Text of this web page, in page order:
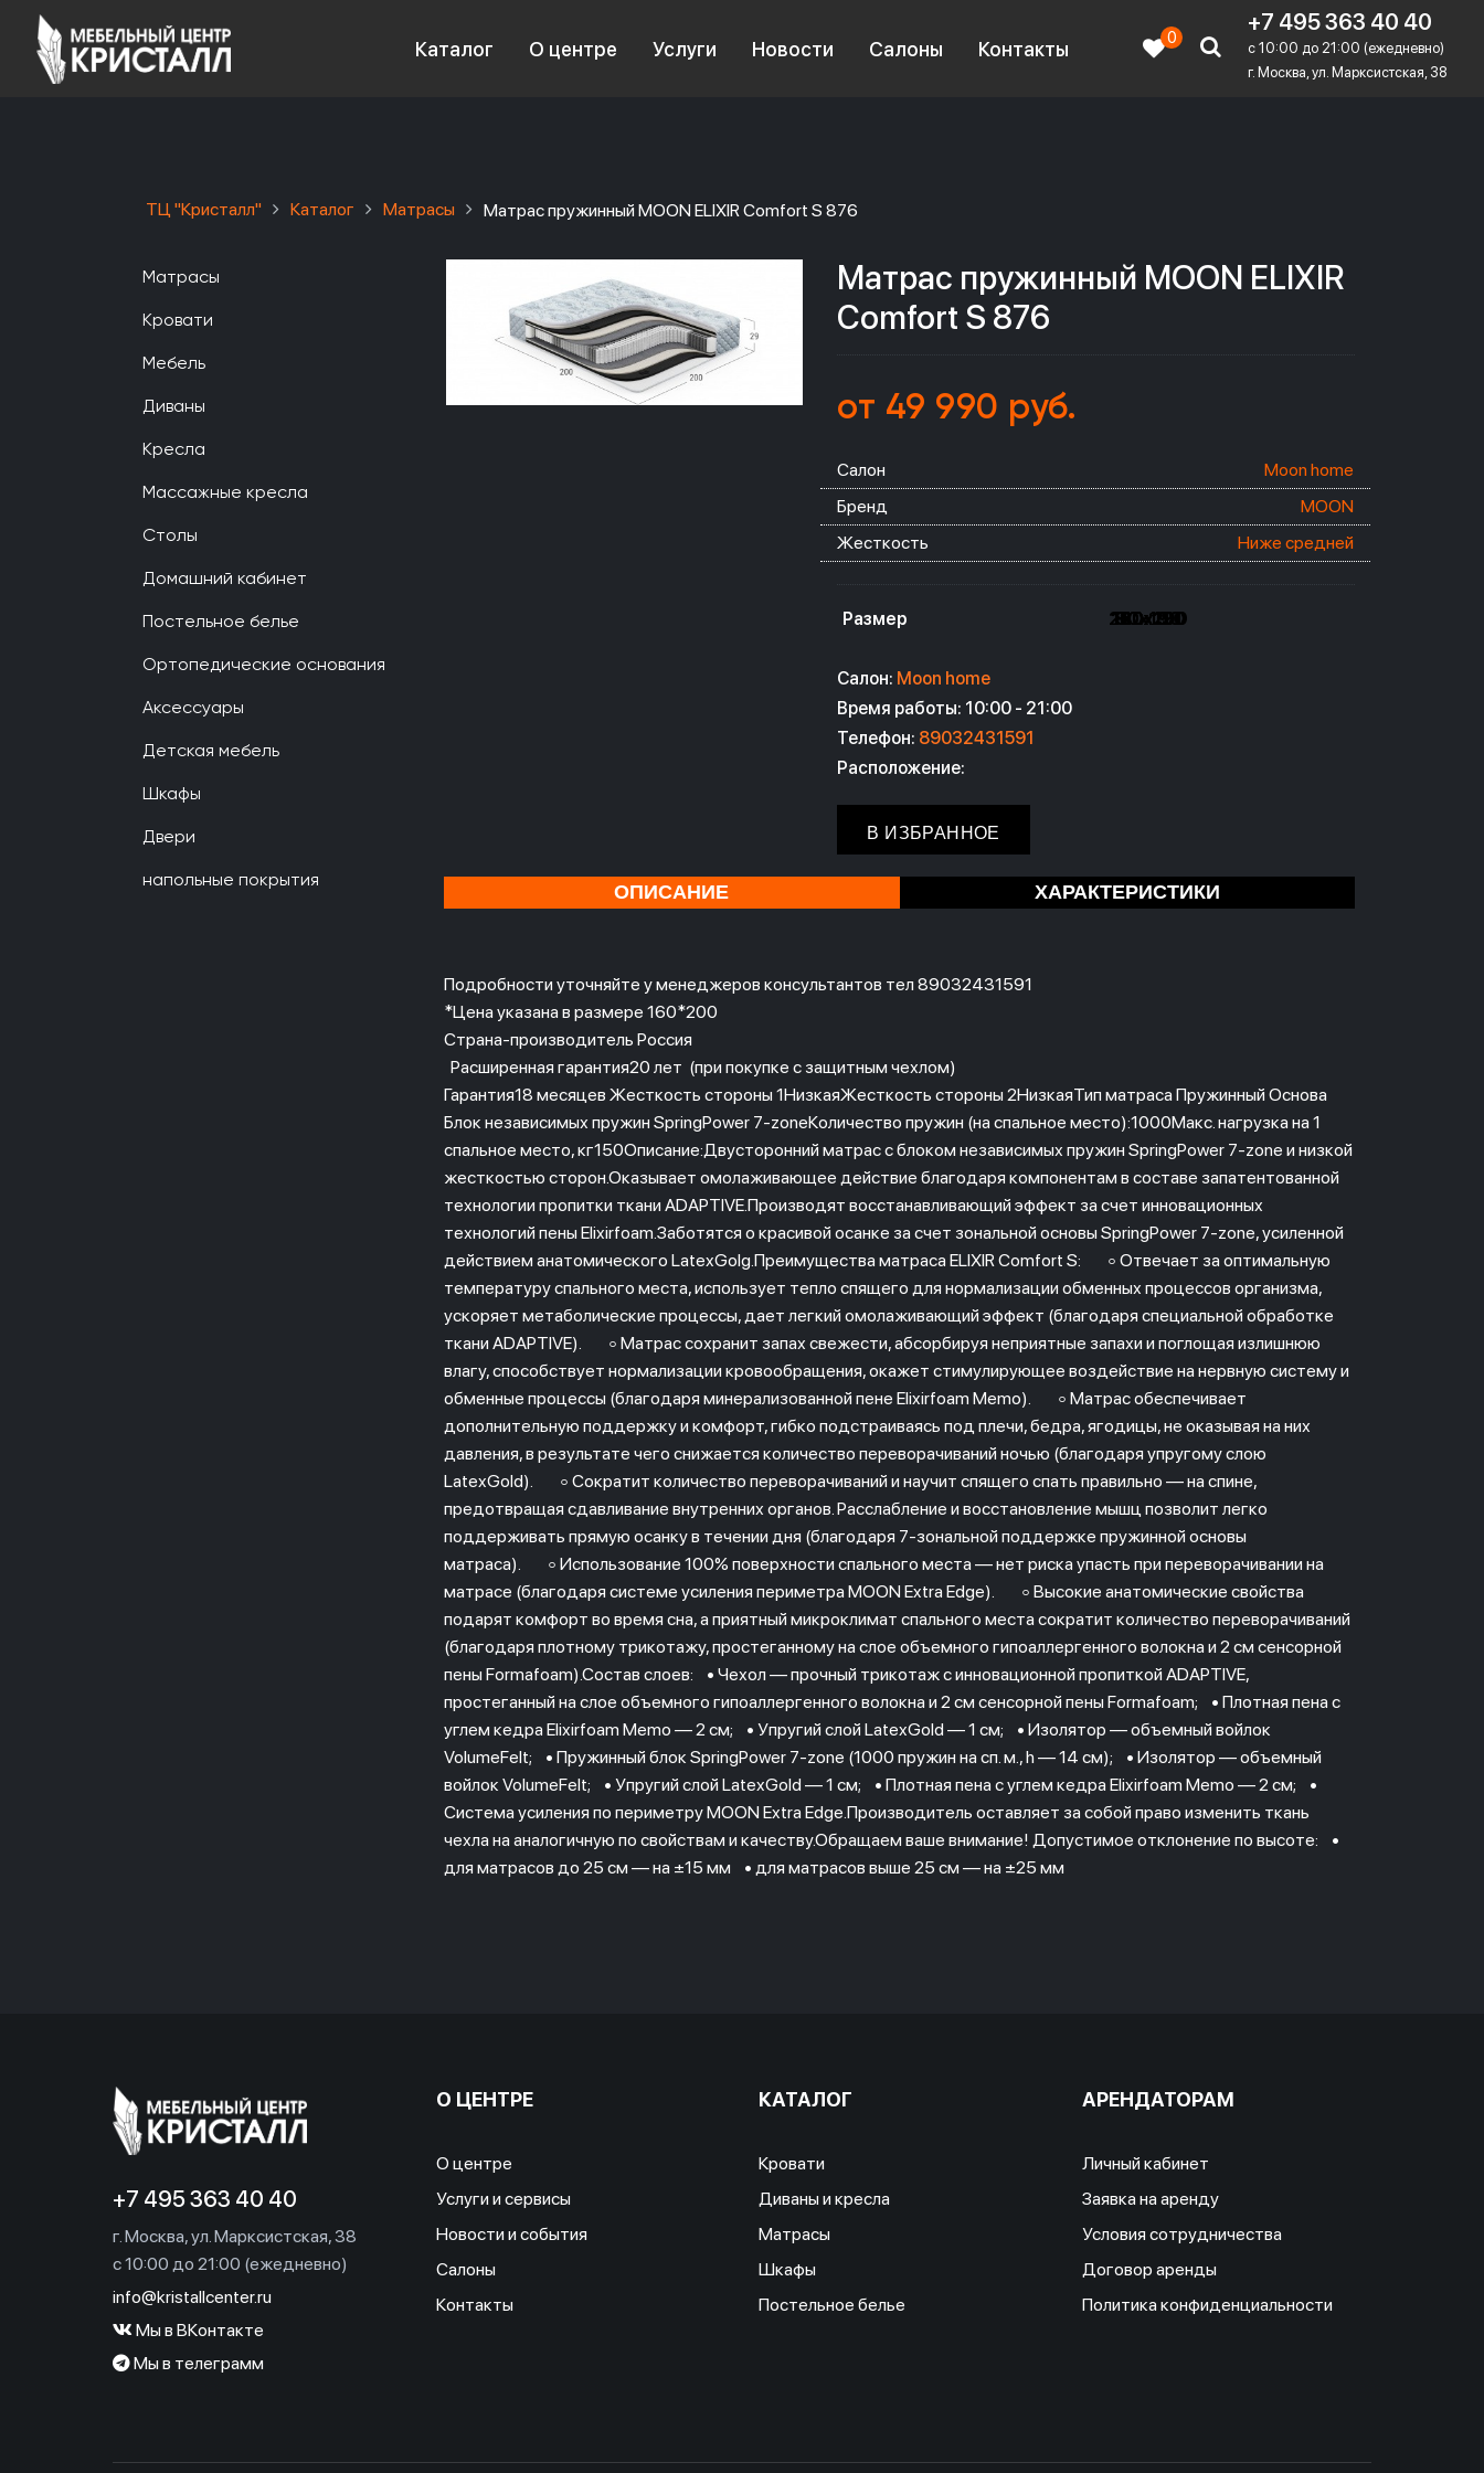
Каталог О центре Услуги Новости Салоны Контакты
0
+7 495 363 40 40
c 10:00 до 21:00 (ежедневно)
г. Москва, ул. Марксистская, 38
ТЦ "Кристалл" Каталог Матрасы Матрас пружинный MOON ELIXIR Comfort S 876
Матрасы
Кровати
Мебель
Диваны
Кресла
Массажные кресла
Столы
Домашний кабинет
Постельное белье
Ортопедические основания
Аксессуары
Детская мебель
Шкафы
Двери
напольные покрытия
Матрас пружинный MOON ELIXIR
Comfort S 876
от 49 990 руб.
Салон
Moon home
Бренд
MOON
Жесткость
Ниже средней
Размер 160x190
180x190
200x200
80x190
90x190
120x190
140x190
Салон: Moon home
Время работы: 10:00 - 21:00
Телефон: 89032431591
Расположение:
В ИЗБРАННОЕ
ОПИСАНИЕ ХАРАКТЕРИСТИКИ
Подробности уточняйте у менеджеров консультантов тел 89032431591
*Цена указана в размере 160*200
Страна-производитель Россия
Расширенная гарантия20 лет (при покупке с защитным чехлом)
Гарантия18 месяцев Жесткость стороны 1НизкаяЖесткость стороны 2НизкаяТип матраса Пружинный Основа
Блок независимых пружин SpringPower 7-zoneКоличество пружин (на спальное место):1000Макс. нагрузка на 1
спальное место, кг150Описание:Двусторонний матрас с блоком независимых пружин SpringPower 7-zone и низкой
жесткостью сторон.Оказывает омолаживающее действие благодаря компонентам в составе запатентованной
технологии пропитки ткани ADAPTIVE.Производят восстанавливающий эффект за счет инновационных
технологий пены Elixirfoam.Заботятся о красивой осанке за счет зональной основы SpringPower 7-zone, усиленной
действием анатомического LatexGolg.Преимущества матраса ELIXIR Comfort S: ◦ Отвечает за оптимальную
температуру спального места, использует тепло спящего для нормализации обменных процессов организма,
ускоряет метаболические процессы, дает легкий омолаживающий эффект (благодаря специальной обработке
ткани ADAPTIVE). ◦ Матрас сохранит запах свежести, абсорбируя неприятные запахи и поглощая излишнюю
влагу, способствует нормализации кровообращения, окажет стимулирующее воздействие на нервную систему и
обменные процессы (благодаря минерализованной пене Elixirfoam Memo). ◦ Матрас обеспечивает
дополнительную поддержку и комфорт, гибко подстраиваясь под плечи, бедра, ягодицы, не оказывая на них
давления, в результате чего снижается количество переворачиваний ночью (благодаря упругому слою
LatexGold). ◦ Сократит количество переворачиваний и научит спящего спать правильно — на спине,
предотвращая сдавливание внутренних органов. Расслабление и восстановление мышц позволит легко
поддерживать прямую осанку в течении дня (благодаря 7-зональной поддержке пружинной основы
матраса). ◦ Использование 100% поверхности спального места — нет риска упасть при переворачивании на
матрасе (благодаря системе усиления периметра MOON Extra Edge). ◦ Высокие анатомические свойства
подарят комфорт во время сна, а приятный микроклимат спального места сократит количество переворачиваний
(благодаря плотному трикотажу, простеганному на слое объемного гипоаллергенного волокна и 2 см сенсорной
пены Formafoam).Состав слоев: • Чехол — прочный трикотаж с инновационной пропиткой ADAPTIVE,
простеганный на слое объемного гипоаллергенного волокна и 2 см сенсорной пены Formafoam; • Плотная пена с
углем кедра Elixirfoam Memo — 2 см; • Упругий слой LatexGold — 1 см; • Изолятор — объемный войлок
VolumeFelt; • Пружинный блок SpringPower 7-zone (1000 пружин на сп. м., h — 14 см); • Изолятор — объемный
войлок VolumeFelt; • Упругий слой LatexGold — 1 см; • Плотная пена с углем кедра Elixirfoam Memo — 2 см; •
Система усиления по периметру MOON Extra Edge.Производитель оставляет за собой право изменить ткань
чехла на аналогичную по свойствам и качеству.Обращаем ваше внимание! Допустимое отклонение по высоте: •
для матрасов до 25 см — на ±15 мм • для матрасов выше 25 см — на ±25 мм
+7 495 363 40 40
г. Москва, ул. Марксистская, 38
c 10:00 до 21:00 (ежедневно)
info@kristallcenter.ru
Мы в ВКонтакте
Мы в телеграмм
О ЦЕНТРЕ
О центре
Услуги и сервисы
Новости и события
Салоны
Контакты
КАТАЛОГ
Кровати
Диваны и кресла
Матрасы
Шкафы
Постельное белье
АРЕНДАТОРАМ
Личный кабинет
Заявка на аренду
Условия сотрудничества
Договор аренды
Политика конфиденциальности